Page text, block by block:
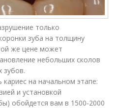
только
зуба на толщину
же цене может
небольших сколов
зубов.
на начальном этапе:
и установкой
обойдется вам в 1500-2000